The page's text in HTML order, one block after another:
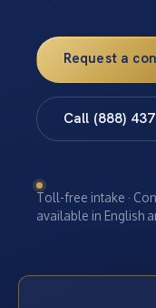
Request a
Call (888)
Toll-free intake ·
available in English